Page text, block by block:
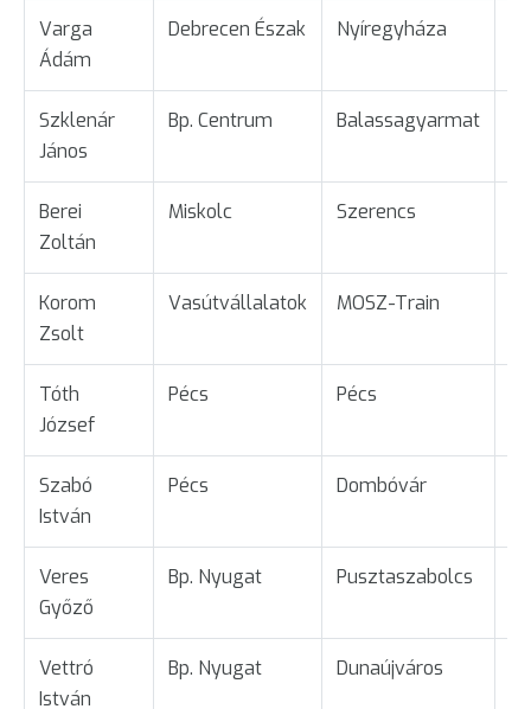
Varga
Ádám
Debrecen Észak Nyíregyháza
Szklenár
János
Bp. Centrum Balassagyarmat
Berei
Zoltán
Miskolc Szerencs
Korom
Zsolt
Vasútvállalatok MOSZ-Train
Tóth
József
Pécs Pécs
Szabó
István
Pécs Dombóvár
Veres
Győző
Bp. Nyugat Pusztaszabolcs
Vettró
István
Bp. Nyugat Dunaújváros